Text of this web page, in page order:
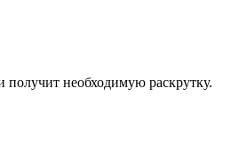
получит необходимую раскрутку.